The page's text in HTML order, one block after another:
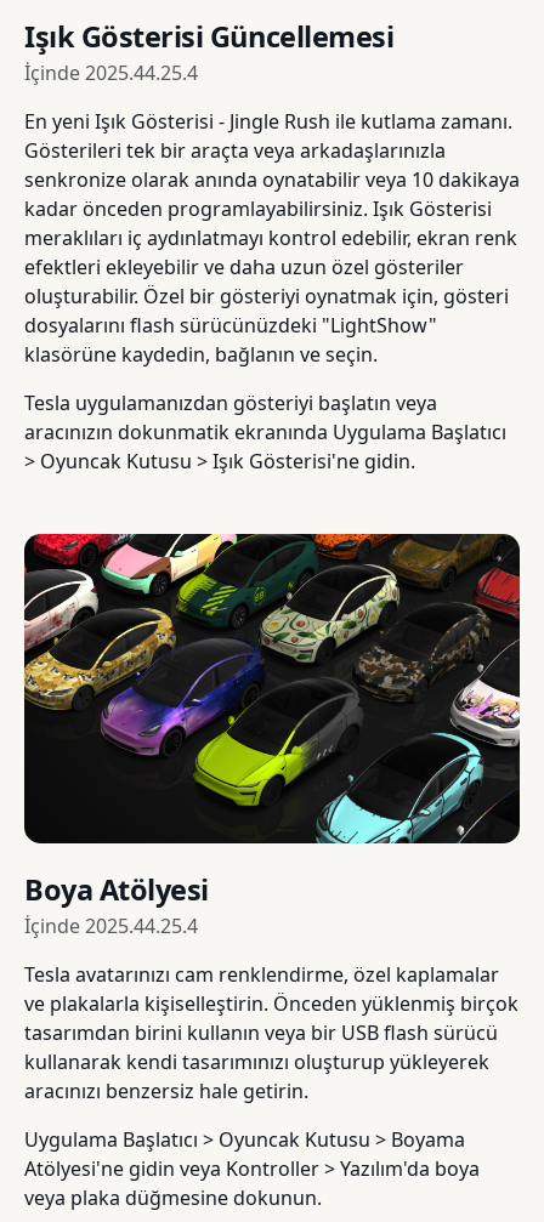
Işık Gösterisi Güncellemesi
İçinde2025.44.25.4
En yeni Işık Gösterisi - Jingle Rush ile kutlama zamanı.
Gösterileri tek bir araçta veya arkadaşlarınızla
senkronize olarak anında oynatabilir veya 10 dakikaya
kadar önceden programlayabilirsiniz. Işık Gösterisi
meraklıları iç aydınlatmayı kontrol edebilir, ekran renk
efektleri ekleyebilir ve daha uzun özel gösteriler
oluşturabilir. Özel bir gösteriyi oynatmak için, gösteri
dosyalarını flash sürücünüzdeki "LightShow"
klasörüne kaydedin, bağlanın ve seçin.
Tesla uygulamanızdan gösteriyi başlatın veya
aracınızın dokunmatik ekranında Uygulama Başlatıcı
> Oyuncak Kutusu > Işık Gösterisi'ne gidin.
Boya Atölyesi
İçinde2025.44.25.4
Tesla avatarınızı cam renklendirme, özel kaplamalar
ve plakalarla kişiselleştirin. Önceden yüklenmiş birçok
tasarımdan birini kullanın veya bir USB flash sürücü
kullanarak kendi tasarımınızı oluşturup yükleyerek
aracınızı benzersiz hale getirin.
Uygulama Başlatıcı > Oyuncak Kutusu > Boyama
Atölyesi'ne gidin veya Kontroller > Yazılım'da boya
veya plaka düğmesine dokunun.